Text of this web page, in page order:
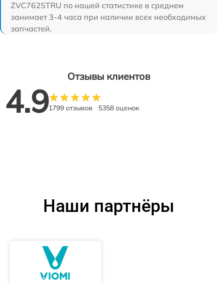
ZVC762STRU по нашей статистике в среднем
занимает 3-4 часа при наличии всех необходимых
запчастей.
Отзывы клиентов
4.91799 отзывов 5358 оценок
Наши партнёры